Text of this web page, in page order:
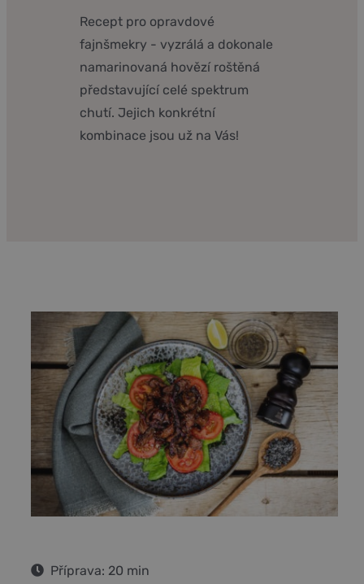
Recept pro opravdové
fajnšmekry - vyzrálá a dokonale
namarinovaná hovězí roštěná
představující celé spektrum
chutí. Jejich konkrétní
kombinace jsou už na Vás!
Příprava: 20 min